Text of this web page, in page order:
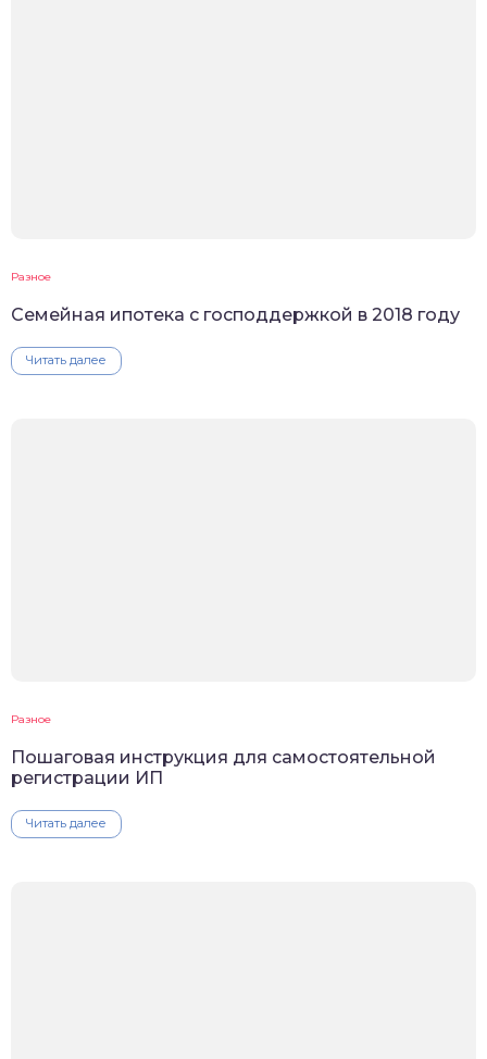
Разное
Семейная ипотека с господдержкой в 2018 году
Читать далее
Разное
Пошаговая инструкция для самостоятельной
регистрации ИП
Читать далее